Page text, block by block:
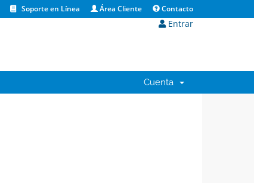
Soporte en Línea Área Cliente Contacto
Entrar
Cuenta